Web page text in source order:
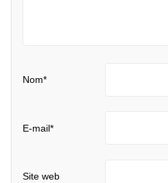
Nom*
E-mail*
Site web